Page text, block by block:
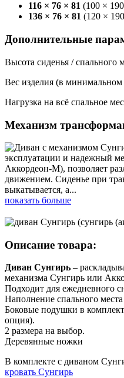
116 × 76 × 81 (100 × 190
136 × 76 × 81 (120 × 190
Дополнительные
Высота сиденья / спального
Вес изделия (в минимальном
Нагрузка на всё спальное
Механизм
эксплуатации и надежный
Аккордеон-М), позволяет
движением. Сиденье при
выкатывается, а...
показать больше
Описание товара:
Диван Сунгирь –
механизма Сунгирь или
Подходит для ежедневного
Наполнение спального
Боковые подушки в
опция).
2 размера на выбор.
Деревянные ножки
В комплекте с диваном
кровать Сунгирь